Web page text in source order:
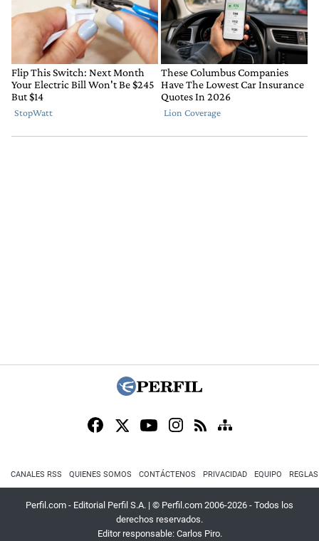
CANALES RSS QUIENES SOMOS CONTÁCTENOS PRIVACIDAD EQUIPO
Perfil.com - Editorial Perfil S.A. | © Perfil.com 2006-2026 - Todos los
derechos reservados.
Editor responsable: Carlos Piro.